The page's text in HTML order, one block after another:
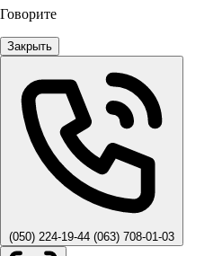
Говорите
Закрыть
(050) 224-19-44 (063) 708-01-03